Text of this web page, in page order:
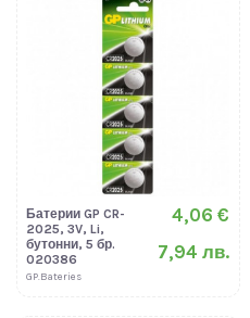
Батерии GP CR-
2025, 3V, Li,
бутонни, 5 бр.
020386
GP.Bateries
4,06 €
7,94 лв.